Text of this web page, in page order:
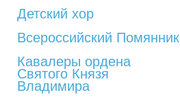
Детский хор
Всероссийский Помянник
Кавалеры ордена
Святого Князя
Владимира